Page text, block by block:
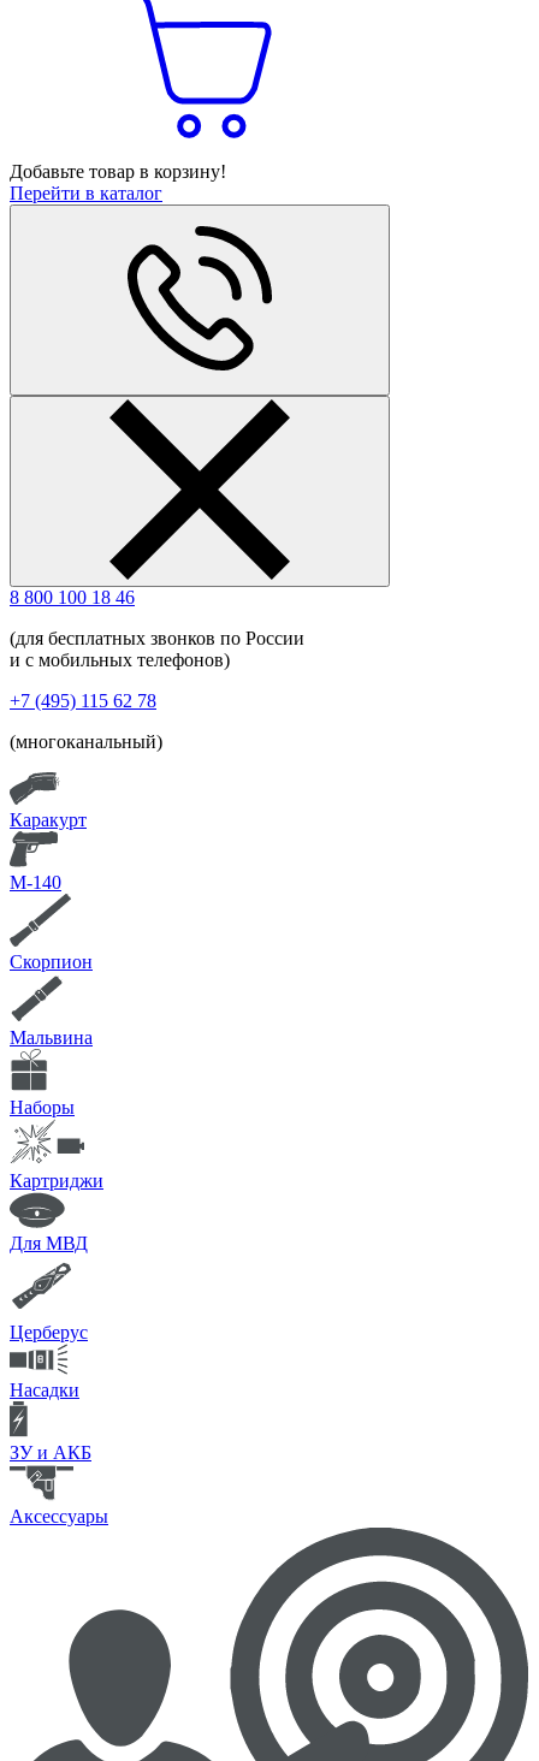
Добавьте товар в корзину!
Перейти в каталог
8 800 100 18 46
(для бесплатных звонков по России
и с мобильных телефонов)
+7 (495) 115 62 78
(многоканальный)
Каракурт
М-140
Скорпион
Мальвина
Наборы
Картриджи
Для МВД
Церберус
Насадки
ЗУ и АКБ
Аксессуары